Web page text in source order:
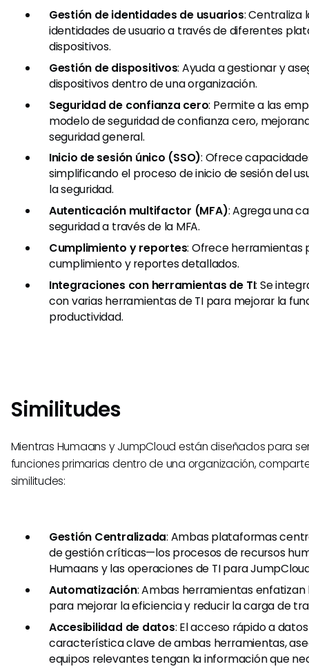
Gestión de identidades de usuarios: Centraliza
identidades de usuario a través de diferentes
dispositivos.
Gestión de dispositivos: Ayuda a gestionar y
dispositivos dentro de una organización.
Seguridad de confianza cero: Permite a las
modelo de seguridad de confianza cero,
seguridad general.
Inicio de sesión único (SSO): Ofrece
simplificando el proceso de inicio de sesión del
la seguridad.
Autenticación multifactor (MFA): Agrega una
seguridad a través de la MFA.
Cumplimiento y reportes: Ofrece herramientas
cumplimiento y reportes detallados.
Integraciones con herramientas de TI: Se
con varias herramientas de TI para mejorar la
productividad.
Similitudes
Mientras Humaans y JumpCloud están diseñados para
funciones primarias dentro de una organización,
similitudes:
Gestión Centralizada: Ambas plataformas
de gestión críticas—los procesos de recursos
Humaans y las operaciones de TI para
Automatización: Ambas herramientas
para mejorar la eficiencia y reducir la carga de
Accesibilidad de datos: El acceso rápido a
característica clave de ambas herramientas,
equipos relevantes tengan la información que